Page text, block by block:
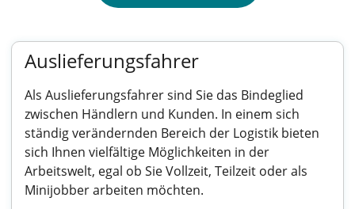
Auslieferungsfahrer
Als Auslieferungsfahrer sind Sie das Bindeglied
zwischen Händlern und Kunden. In einem sich
ständig verändernden Bereich der Logistik bieten
sich Ihnen vielfältige Möglichkeiten in der
Arbeitswelt, egal ob Sie Vollzeit, Teilzeit oder als
Minijobber arbeiten möchten.